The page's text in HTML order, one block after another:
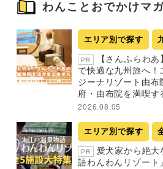
わんことおでかけマ
エリア別で探す
PR
【さんふらわ
で快適な九州旅へ！
ジーナリゾート由
府・由布院を満喫す
2026.08.05
エリア別で探す
PR
愛犬家から絶大
語わんわんリゾート